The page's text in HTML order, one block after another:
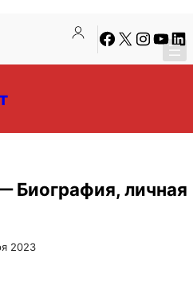
Facebook
X Instagram
Биография, личная
2023